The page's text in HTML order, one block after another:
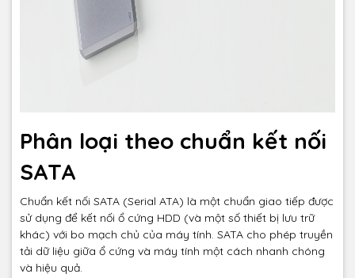
Phân loại theo chuẩn kết nối
SATA
Chuẩn kết nối SATA (Serial ATA) là một chuẩn giao tiếp được
sử dụng để kết nối ổ cứng HDD (và một số thiết bị lưu trữ
khác) với bo mạch chủ của máy tính. SATA cho phép truyền
tải dữ liệu giữa ổ cứng và máy tính một cách nhanh chóng
và hiệu quả.